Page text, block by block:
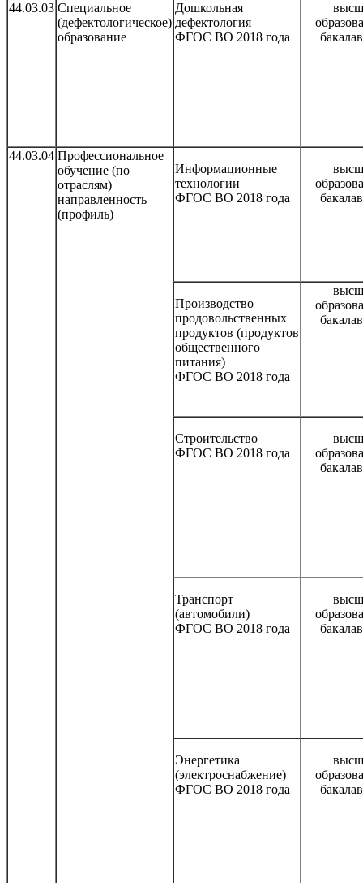
44.03.03 Специальное
(дефектологическое)
образование
Дошкольная
дефектология
ФГОС ВО 2018 года
44.03.04 Профессиональное
обучение (по
отраслям)
направленность
(профиль)
Информационные
технологии
ФГОС ВО 2018 года
Производство
продовольственных
продуктов (продуктов
общественного
питания)
ФГОС ВО 2018 года
Строительство
ФГОС ВО 2018 года
Транспорт
(автомобили)
ФГОС ВО 2018 года
Энергетика
(электроснабжение)
ФГОС ВО 2018 года